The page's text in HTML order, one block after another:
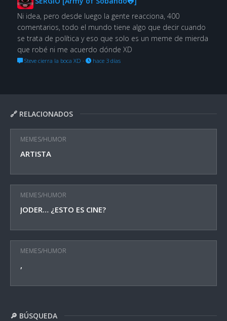
🔗 RELACIONADOS
MEMES/HUMOR
ARTISTA
MEMES/HUMOR
JODER… ¿ESTO ES CINE?
MEMES/HUMOR
,
🔎 BÚSQUEDA
Ni idea, pero desde luego la gente reacciona, 400
comentarios, todo el mundo tiene algo que decir cuando
se trata de política y eso que solo es un meme de mierda
que robé ni me acuerdo dónde XD
Steve cierra la boca XD · hace 3 días